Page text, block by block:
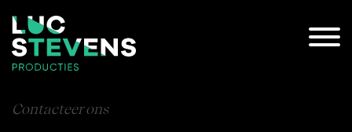
Contacteer ons